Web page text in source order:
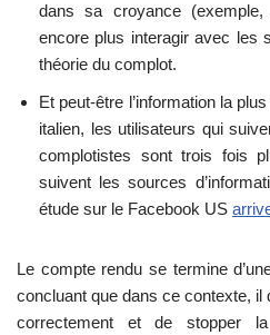
dans sa croyance
encore plus interagir avec les
théorie du complot.
Et peut-être l’information la
italien, les utilisateurs qui
complotistes sont trois fois
suivent les sources
étude sur le Facebook US
Le compte rendu se termine
concluant que dans ce contexte, il
correctement et de stopper